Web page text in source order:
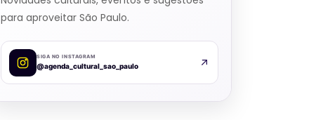
para aproveitar São Paulo.
SIGA NO INSTAGRAM
@agenda_cultural_sao_paulo